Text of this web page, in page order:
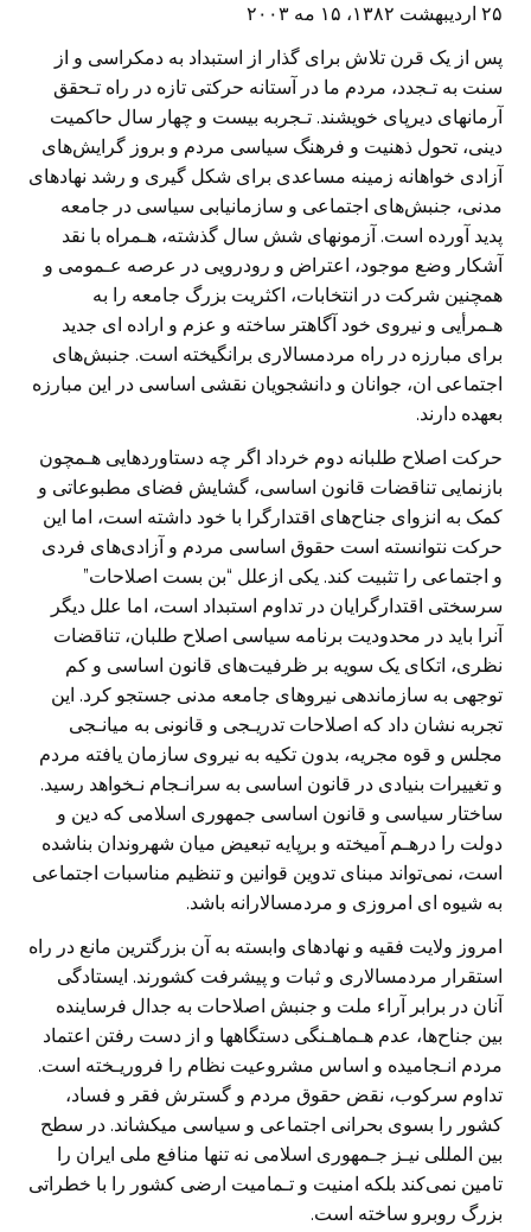
۲۵ ارديبهشت ۱۳۸۲، ۱۵ مه ۲۰۰۳
پس از يک قرن تلاش برای گذار از استبداد به دمکراسی و از
سنت به تـجدد، مردم ما در آستانه حرکتی تازه در راه تـحقق
آرمانهای ديرپای خويشند. تـجربه بيست و چهار سال حاکميت
دينی، تحول ذهنيت و فرهنگ سياسی مردم و بروز گرايش‌های
آزادی خواهانه زمينه مساعدی برای شکل گيری و رشد نهادهای
مدنی، جنبش‌های اجتماعی و سازمانيابی سياسی در جامعه
پديد آورده است. آزمونهای شش سال گذشته، هـمراه با نقد
آشکار وضع موجود، اعتراض و رودرويی در عرصه عـمومی و
همچنين شرکت در انتخابات، اکثريت بزرگ جامعه را به
هـمرأيی و نيروی خود آگاهتر ساخته و عزم و اراده ای جديد
برای مبارزه در راه مردمسالاری برانگيخته است. جنبش‌های
اجتماعی ان، جوانان و دانشجويان نقشی اساسی در اين مبارزه
بعهده دارند.
حرکت اصلاح طلبانه دوم خرداد اگر چه دستاوردهايی هـمچون
بازنمايی تناقضات قانون اساسی، گشايش فضای مطبوعاتی و
کمک به انزوای جناح‌های اقتدارگرا با خود داشته است، اما اين
حرکت نتوانسته است حقوق اساسی مردم و آزادی‌های فردی
و اجتماعی را تثبيت کند. يکی ازعلل “بن بست اصلاحات”
سرسختی اقتدارگرايان در تداوم استبداد است، اما علل ديگر
آنرا بايد در محدوديت برنامه سياسی اصلاح طلبان، تناقضات
نظری، اتکای يک سويه بر ظرفيت‌های قانون اساسی و کم
توجهی به سازماندهی نيروهای جامعه مدنی جستجو کرد. اين
تجربه نشان داد که اصلاحات تدريـجی و قانونی به ميانـجی
مجلس و قوه مجريه، بدون تکيه به نيروی سازمان يافته مردم
و تغييرات بنيادی در قانون اساسی به سرانـجام نـخواهد رسيد.
ساختار سياسی و قانون اساسی جمهوری اسلامی که دين و
دولت را درهـم آميخته و برپايه تبعيض ميان شهروندان بناشده
است، نمی‌تواند مبنای تدوين قوانين و تنظيم مناسبات اجتماعی
به شيوه ای امروزی و مردمسالارانه باشد.
امروز ولايت فقيه و نهادهای وابسته به آن بزرگترين مانع در راه
استقرار مردمسالاری و ثبات و پيشرفت کشورند. ايستادگی
آنان در برابر آراء ملت و جنبش اصلاحات به جدال فرساينده
بين جناح‌ها، عدم هـماهـنگی دستگاهها و از دست رفتن اعتماد
مردم انـجاميده و اساس مشروعيت نظام را فروريـخته است.
تداوم سرکوب، نقض حقوق مردم و گسترش فقر و فساد،
کشور را بسوی بحرانی اجتماعی و سياسی ميکشاند. در سطح
بين المللی نيـز جـمهوری اسلامی نه تنها منافع ملی ايران را
تامين نمی‌کند بلکه امنيت و تـماميت ارضی کشور را با خطراتی
بزرگ روبرو ساخته است.